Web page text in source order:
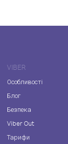
VIBER
Особливості
Блог
Безпека
Viber Out
Тарифи